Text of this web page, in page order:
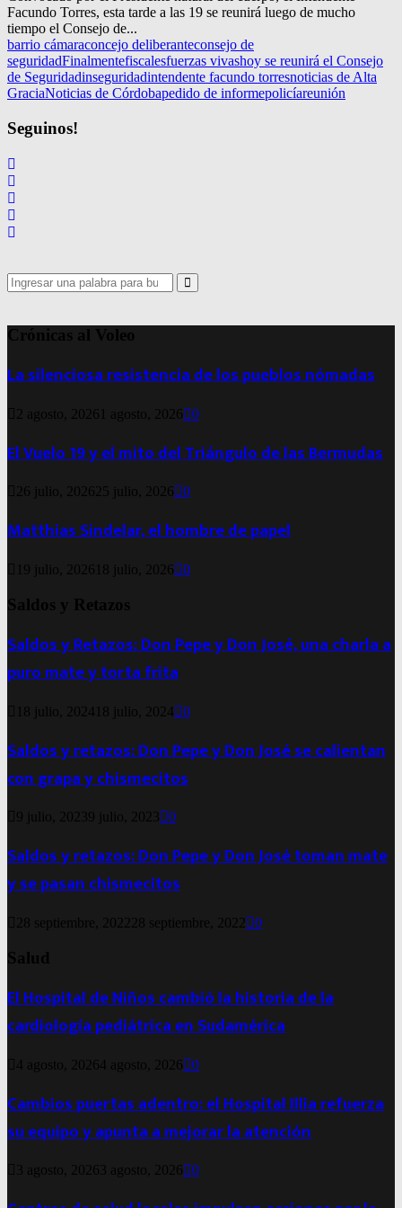
Facundo Torres, esta tarde a las 19 se reunirá luego de mucho
tiempo el Consejo de...
barrio cámaraconcejo deliberanteconsejo de
seguridadFinalmentefiscalesfuerzas vivashoy se reunirá el Consejo
de Seguridadinseguridadintendente facundo torresnoticias de Alta
GraciaNoticias de Córdobapedido de informepolicíareunión
Seguinos!
Search
for:
Search
Crónicas al Voleo
La silenciosa resistencia de los pueblos nómadas
2 agosto, 2026 1 agosto, 2026 0
El Vuelo 19 y el mito del Triángulo de las Bermudas
26 julio, 2026 25 julio, 2026 0
Matthias Sindelar, el hombre de papel
19 julio, 2026 18 julio, 2026 0
Saldos y Retazos
Saldos y Retazos: Don Pepe y Don José, una charla a
puro mate y torta frita
18 julio, 2024 18 julio, 2024 0
Saldos y retazos: Don Pepe y Don José se calientan
con grapa y chismecitos
9 julio, 20239 julio, 2023 0
Saldos y retazos: Don Pepe y Don José toman mate
y se pasan chismecitos
28 septiembre, 2022 28 septiembre, 2022 0
Salud
El Hospital de Niños cambió la historia de la
cardiología pediátrica en Sudamérica
4 agosto, 20264 agosto, 2026 0
Cambios puertas adentro: el Hospital Illia refuerza
su equipo y apunta a mejorar la atención
3 agosto, 2026 3 agosto, 2026 0